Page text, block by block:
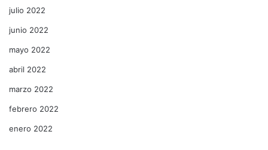
julio 2022
junio 2022
mayo 2022
abril 2022
marzo 2022
febrero 2022
enero 2022